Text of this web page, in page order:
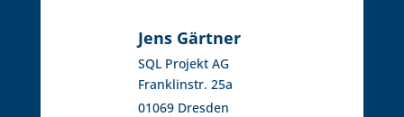
Jens Gärtner
SQL Projekt AG
Franklinstr. 25a
01069 Dresden